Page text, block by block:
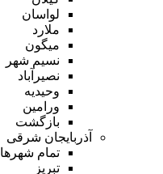
لواسان
ملارد
میگون
نسیم شهر
نصیرآباد
وحیدیه
ورامین
بازگشت
آذربایجان شرقی
تمام شهر‌ها
تبریز